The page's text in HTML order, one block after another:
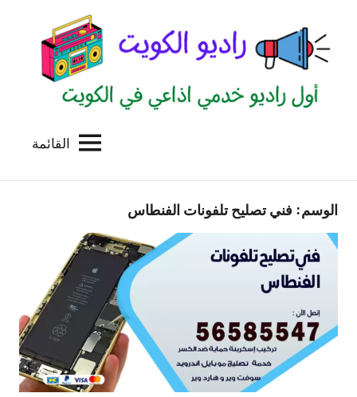
المحتوى
الكويت
للاعلانات
بالكويت
القائمة
الوسم: فني تصليح تلفونات الفنطاس